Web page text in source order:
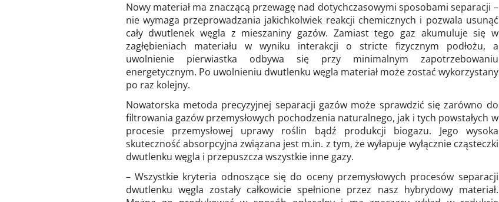
Nowy materiał ma znaczącą przewagę nad dotychczasowymi sposobami separacji –
nie wymaga przeprowadzania jakichkolwiek reakcji chemicznych i pozwala usunąć
cały dwutlenek węgla z mieszaniny gazów. Zamiast tego gaz akumuluje się w
zagłębieniach materiału w wyniku interakcji o stricte fizycznym podłożu, a
uwolnienie pierwiastka odbywa się przy minimalnym zapotrzebowaniu
energetycznym. Po uwolnieniu dwutlenku węgla materiał może zostać wykorzystany
po raz kolejny.
Nowatorska metoda precyzyjnej separacji gazów może sprawdzić się zarówno do
filtrowania gazów przemysłowych pochodzenia naturalnego, jak i tych powstałych w
procesie przemysłowej uprawy roślin bądź produkcji biogazu. Jego wysoka
skuteczność absorpcyjna związana jest m.in. z tym, że wyłapuje wyłącznie cząsteczki
dwutlenku węgla i przepuszcza wszystkie inne gazy.
– Wszystkie kryteria odnoszące się do oceny przemysłowych procesów separacji
dwutlenku węgla zostały całkowicie spełnione przez nasz hybrydowy materiał.